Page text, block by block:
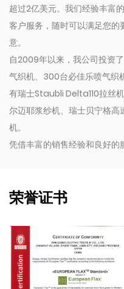
超过2亿美元。我们经验丰富
客户服务，随时可以满足您
意。
自2009年以来，我公司投资
气织机、300台必佳乐喷气织
有瑞士Staubli Delta110拉丝
尔迈耶浆纱机、瑞士贝宁格高
机。
凭借丰富的销售经验和良好
Inditex、Gap、Tom Tailor、
荣誉证书